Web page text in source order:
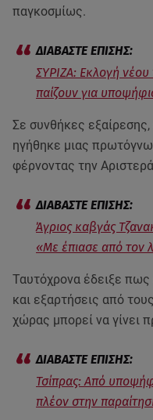
παγκοσμίως.
ΣΥΡΙΖΑ: Εκλογή νέου
παίζουν για
Σε συνθήκες
ηγήθηκε μιας
φέρνοντας την
Άγριος καβγάς
«Με έπιασε από τον
Ταυτόχρονα έδειξε
και εξαρτήσεις από
χώρας μπορεί να γίνει
Τσίπρας: Από
πλέον στην